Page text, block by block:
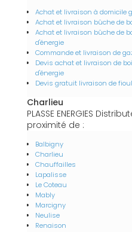
Achat et livraison à domicile
Achat et livraison bûche de
Achat et livraison bûche de
d'énergie
Commande et livraison de
Devis achat et livraison de
d'énergie
Devis gratuit livraison de fioul
Charlieu
PLASSE ENERGIES
proximité de :
Balbigny
Charlieu
Chauffailles
Lapalisse
Le Coteau
Mably
Marcigny
Neulise
Renaison